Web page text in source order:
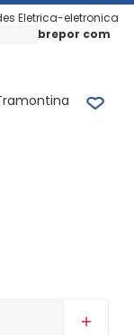
Eletrica-eletronica
de Sobrepor com
＋